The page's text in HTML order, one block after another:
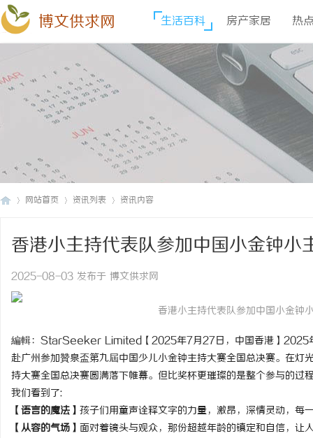
博文供求网 生活百科 房产家居 热
网站首页 资讯列表 资讯内容
香港小主持代表队参加中国小金钟小
2025-08-03 发布于 博文供求网
香港小主持代表队参加中国小金钟
編輯：StarSeeker Limited【2025年7月27日，中国香港】2025
赴广州参加贊泉盃第九屆中国少儿小金钟主持大赛全国总决赛。在
持大赛全国总决赛圆满落下帷幕。但比奖杯更璀璨的是整个参与的
我们看到了:
【语言的魔法】 孩子们用童声诠释文字的力量，激昂，深情灵动，每
【从容的气场】 面对着镜头与观众，那份超越年龄的镇定和自信，让